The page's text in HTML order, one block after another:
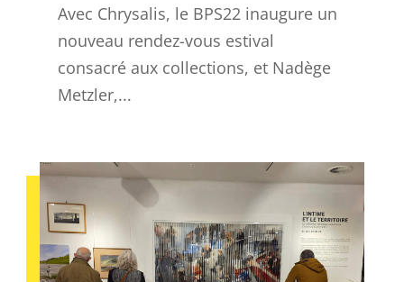
Avec Chrysalis, le BPS22 inaugure un
nouveau rendez-vous estival
consacré aux collections, et Nadège
Metzler,...